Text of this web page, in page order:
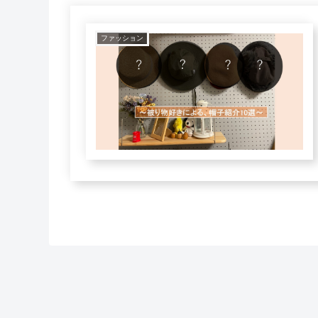
ファッション